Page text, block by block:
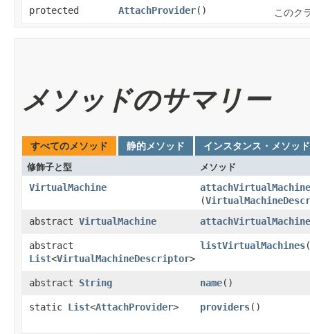
protected AttachProvider() このク
メソッドのサマリー
すべてのメソッド 静的メソッド インスタンス・メソッド
修飾子と型 メソッド
VirtualMachine
attachVirtualMachine
(
abstract VirtualMachine attachVirtualMachine
abstract
List<VirtualMachineDescriptor>
listVirtualMachines
abstract String name()
static List<AttachProvider> providers()